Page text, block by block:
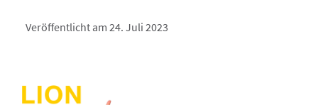
Veröffentlicht am 24. Juli 2023